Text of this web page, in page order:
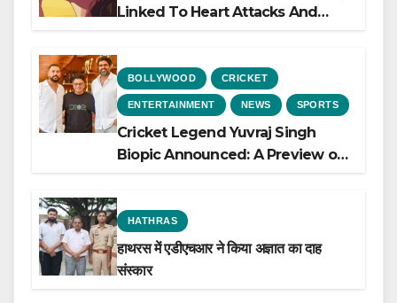
Linked To Heart Attacks And
BOLLYWOOD CRICKET
ENTERTAINMENT NEWS SPORTS
Cricket Legend Yuvraj Singh
Biopic Announced: A Preview of
HATHRAS
हाथरस में एडीएचआर ने किया अज्ञात का दाह
संस्कार